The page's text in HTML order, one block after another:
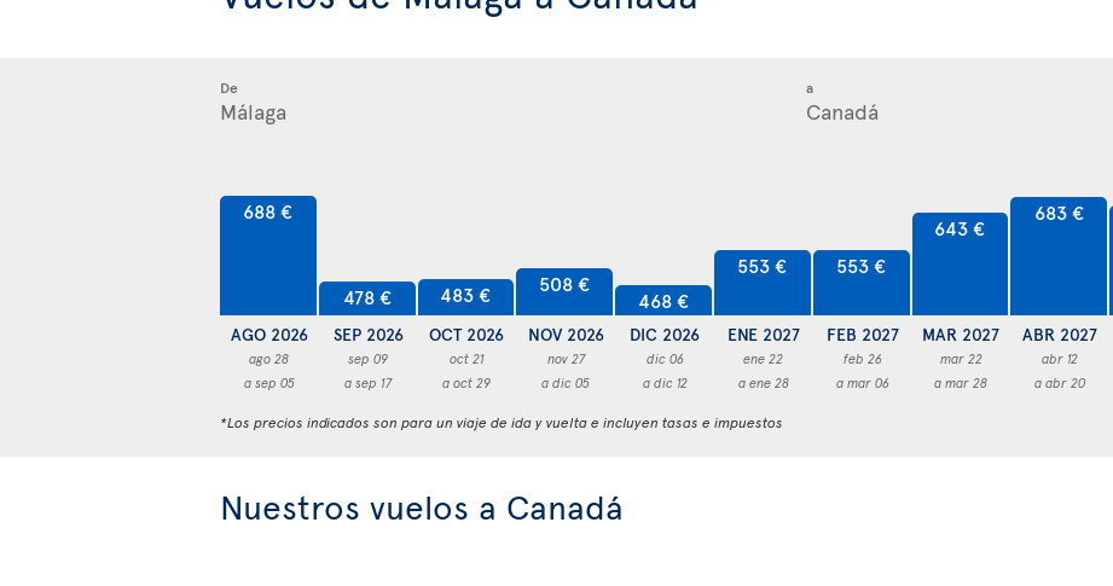
De a
688 €
AGO 2026
ago 28
a sep 05
478 €
SEP 2026
sep 09
a sep 17
483 €
OCT 2026
oct 21
a oct 29
508 €
NOV 2026
nov 27
a dic 05
468 €
DIC 2026
dic 06
a dic 12
553 €
ENE 2027
ene 22
a ene 28
553 €
FEB 2027
feb 26
a mar 06
643 €
MAR 2027
mar 22
a mar 28
683 €
ABR 2027
abr 12
a abr 20
*Los precios indicados son para un viaje de ida y vuelta e incluyen tasas e impuestos
Nuestros vuelos a Canadá